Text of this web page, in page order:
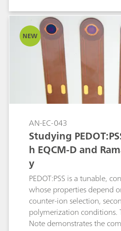
cyclique potentiostatique
seconde opère par
électrochimique (SIE).
NEW
AN-EC-043
Studying
h EQCM-D and
y
PEDOT:PSS is a tunable,
whose properties depend
counter-ion selection,
polymerization conditions.
Note demonstrates the